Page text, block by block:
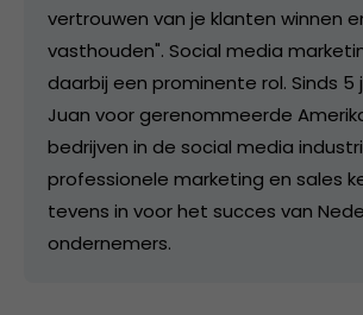
vertrouwen van je klanten winnen
vasthouden". Social media
daarbij een prominente rol. Sinds 5
Juan voor gerenommeerde
bedrijven in de social media
professionele marketing en sales
tevens in voor het succes van
ondernemers.